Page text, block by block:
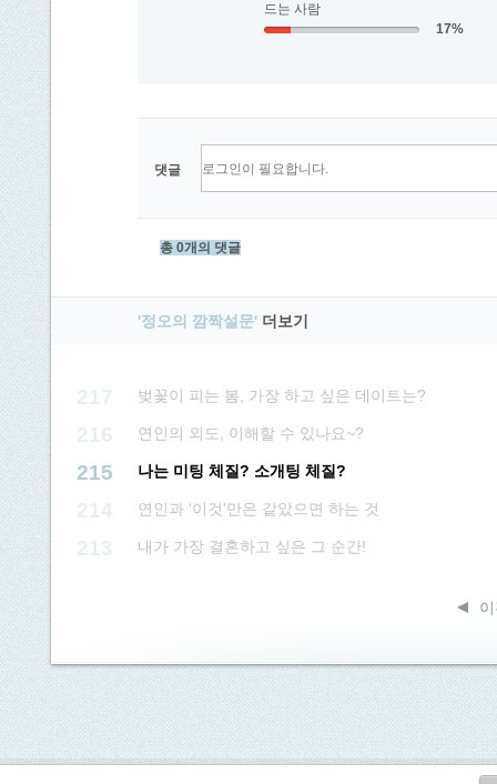
드는 사람
17%
댓글
총 0개의 댓글
'정오의 깜짝설문' 더보기
벚꽃이 피는 봄, 가장 하고 싶은 데이트는?
연인의 외도, 이해할 수 있나요~?
215 나는 미팅 체질? 소개팅 체질?
연인과 '이것'만은 같았으면 하는 것
내가 가장 결혼하고 싶은 그 순간!